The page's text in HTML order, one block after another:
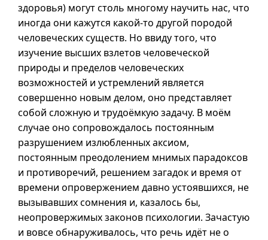
здоровья) могут столь многому научить нас, что
иногда они кажутся какой-то другой породой
человеческих существ. Но ввиду того, что
изучение высших взлетов человеческой
природы и пределов человеческих
возможностей и устремлений является
совершенно новым делом, оно представляет
собой сложную и трудоёмкую задачу. В моём
случае оно сопровождалось постоянным
разрушением излюбленных аксиом,
постоянным преодолением мнимых парадоксов
и противоречий, решением загадок и время от
времени опровержением давно устоявшихся, не
вызывавших сомнения и, казалось бы,
неопровержимых законов психологии. Зачастую
и вовсе обнаруживалось, что речь идёт не о